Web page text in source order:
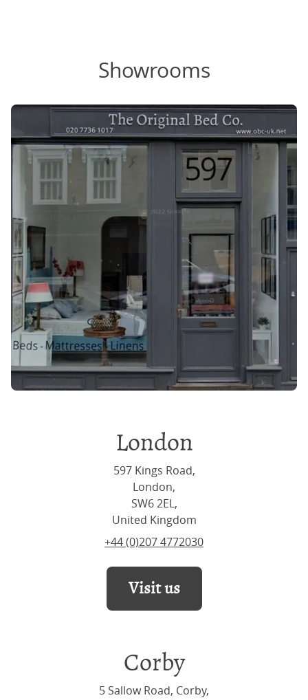
Showrooms
London
597 Kings Road,
London,
SW6 2EL,
United Kingdom
+44 (0)207 4772030
Visit us
Corby
5 Sallow Road, Corby,